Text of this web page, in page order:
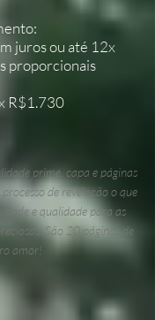
juros ou até 12x
proporcionais
R$1.730
prime, capa e páginas
de revelação o que
e qualidade para as
São 20 páginas de
amor!